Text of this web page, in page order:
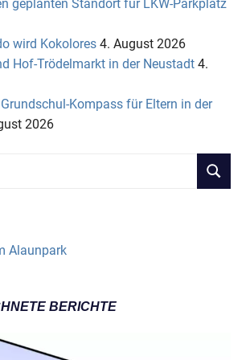
geplanten Standort für LKW-Parkplatz
wird Kokolores 4. August 2026
Hof-Trödelmarkt in der Neustadt 4.
Kompass für Eltern in der
2026
S
BERICHTE